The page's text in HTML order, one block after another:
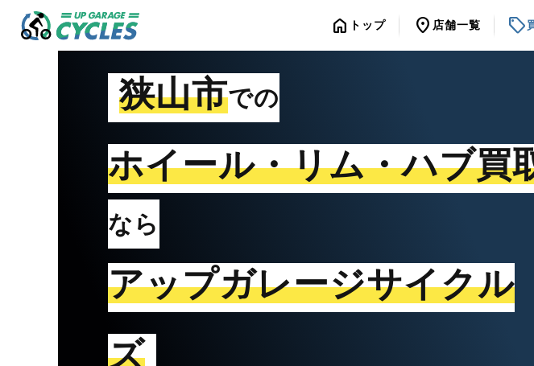
home トップ location_on 店舗一覧 sell
狭山市での
ホイール・リム・ハブ買
なら
アップガレージサイクル
ズ